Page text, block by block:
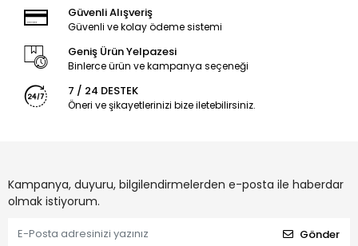
Güvenli Alışveriş
Güvenli ve kolay ödeme sistemi
Geniş Ürün Yelpazesi
Binlerce ürün ve kampanya seçeneği
7 / 24 DESTEK
Öneri ve şikayetlerinizi bize iletebilirsiniz.
Kampanya, duyuru, bilgilendirmelerden e-posta ile haberdar
olmak istiyorum.
Gönder